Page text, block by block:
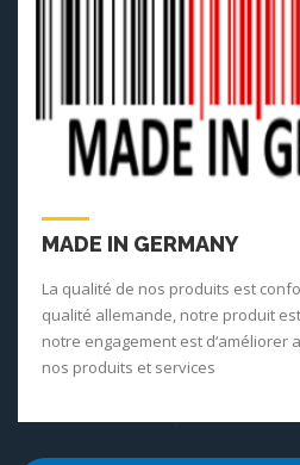
MADE IN GERMANY
La qualité de nos produits est
qualité allemande, notre produit
notre engagement est d‘améliorer
nos produits et services